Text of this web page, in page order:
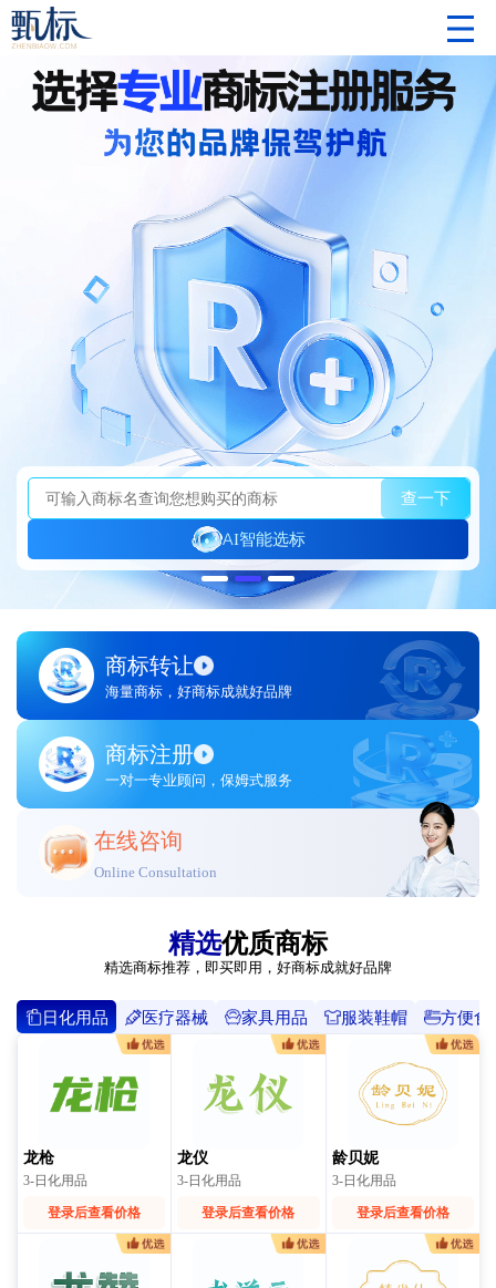
查一下
AI智能选标
商标转让
海量商标，好商标成就好品牌
商标注册
一对一专业顾问，保姆式服务
在线咨询
Online Consultation
精选优质商标
精选商标推荐，即买即用，好商标成就好品牌
日化用品 医疗器械 家具用品 服装鞋帽 方便食
龙枪
3-日化用品
登录后查看价格
龙仪
3-日化用品
登录后查看价格
龄贝妮
3-日化用品
登录后查看价格